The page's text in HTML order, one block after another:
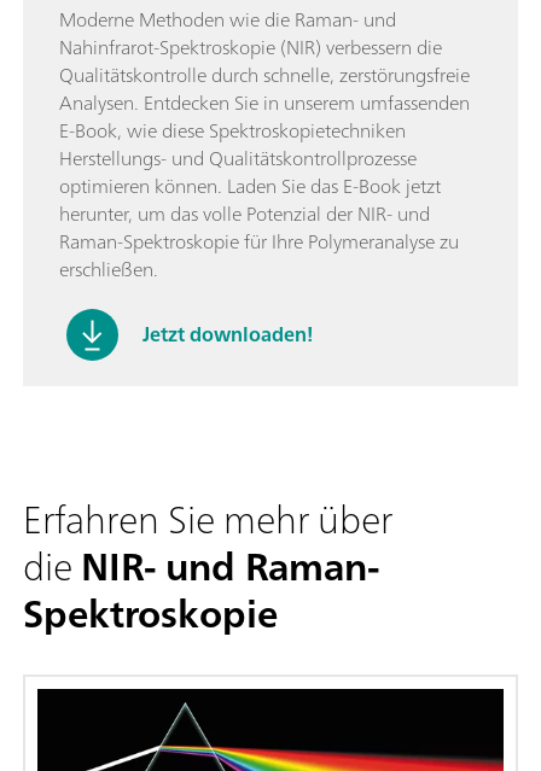
Moderne Methoden wie die Raman- und
Nahinfrarot-Spektroskopie (NIR) verbessern die
Qualitätskontrolle durch schnelle, zerstörungsfreie
Analysen. Entdecken Sie in unserem umfassenden
E-Book, wie diese Spektroskopietechniken
Herstellungs- und Qualitätskontrollprozesse
optimieren können. Laden Sie das E-Book jetzt
herunter, um das volle Potenzial der NIR- und
Raman-Spektroskopie für Ihre Polymeranalyse zu
erschließen.
Jetzt downloaden!
Erfahren Sie mehr über
dieNIR- und Raman-
Spektroskopie